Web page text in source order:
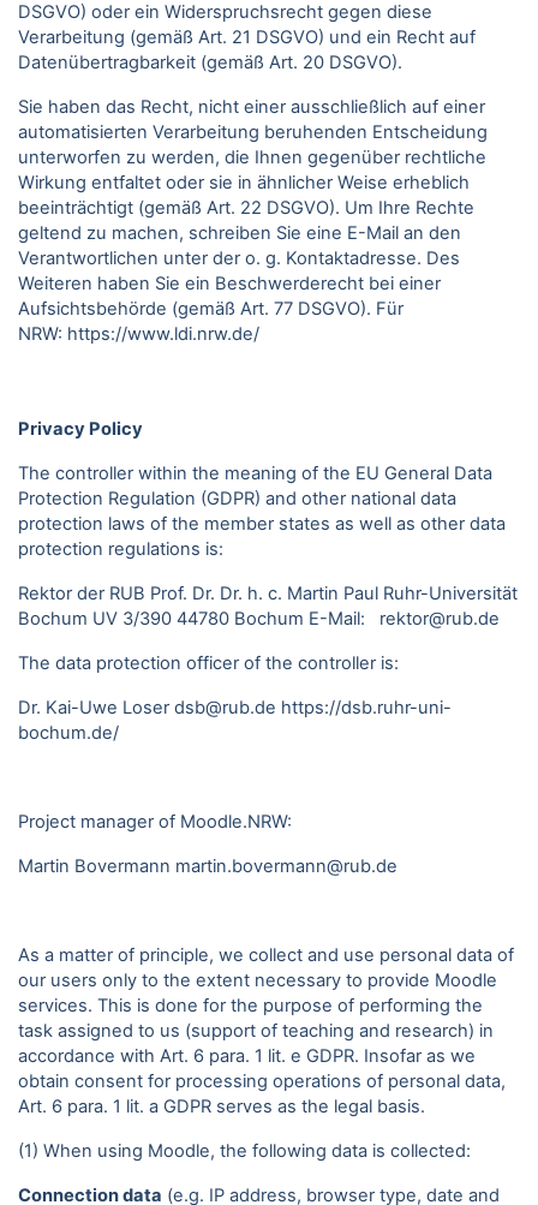
DSGVO) oder ein Widerspruchsrecht gegen diese
Verarbeitung (gemäß Art. 21 DSGVO) und ein Recht auf
Datenübertragbarkeit (gemäß Art. 20 DSGVO).
Sie haben das Recht, nicht einer ausschließlich auf einer
automatisierten Verarbeitung beruhenden Entscheidung
unterworfen zu werden, die Ihnen gegenüber rechtliche
Wirkung entfaltet oder sie in ähnlicher Weise erheblich
beeinträchtigt (gemäß Art. 22 DSGVO). Um Ihre Rechte
geltend zu machen, schreiben Sie eine E-Mail an den
Verantwortlichen unter der o. g. Kontaktadresse. Des
Weiteren haben Sie ein Beschwerderecht bei einer
Aufsichtsbehörde (gemäß Art. 77 DSGVO). Für
NRW: https://www.ldi.nrw.de/
Privacy Policy
The controller within the meaning of the EU General Data
Protection Regulation (GDPR) and other national data
protection laws of the member states as well as other data
protection regulations is:
Rektor der RUB Prof. Dr. Dr. h. c. Martin Paul Ruhr-Universität
Bochum UV 3/390 44780 Bochum E-Mail: rektor@rub.de
The data protection officer of the controller is:
Dr. Kai-Uwe Loser dsb@rub.de https://dsb.ruhr-uni-
bochum.de/
Project manager of Moodle.NRW:
Martin Bovermann martin.bovermann@rub.de
As a matter of principle, we collect and use personal data of
our users only to the extent necessary to provide Moodle
services. This is done for the purpose of performing the
task assigned to us (support of teaching and research) in
accordance with Art. 6 para. 1 lit. e GDPR. Insofar as we
obtain consent for processing operations of personal data,
Art. 6 para. 1 lit. a GDPR serves as the legal basis.
(1) When using Moodle, the following data is collected:
Connection data (e.g. IP address, browser type, date and